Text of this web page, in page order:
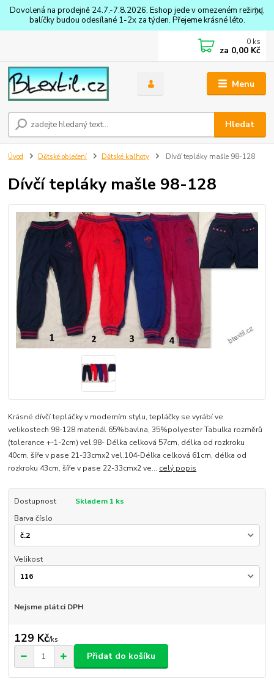
Dovolená na prodejně 24.7.-7.8.2026. Eshop jede v omezeném režimu,
balíčky budou odesílané 1-2x za týden. Přejeme krásné léto.
Menu
Hledat
0 ks
za 0,00 Kč
Úvod Dětské oblečení Dětské kalhoty Dívčí tepláky mašle 98-128
Dívčí tepláky mašle 98-128
Krásné dívčí tepláčky v moderním stylu, tepláčky se vyrábí ve
velikostech 98-128 materiál 65%bavlna, 35%polyester Tabulka rozměrů
(tolerance +-1-2cm) vel.98- Délka celková 57cm, délka od rozkroku
40cm, šíře v pase 21-33cmx2 vel.104-Délka celková 61cm, délka od
rozkroku 43cm, šíře v pase 22-33cmx2 ve... celý popis
Dostupnost
Skladem 1 ks
Barva číslo
Velikost
Nejsme plátci DPH
129 Kč/ks
Přidat do košíku